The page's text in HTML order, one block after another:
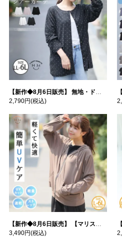
【新作◆8月6日販売】 無地・ドット柄から選べる 忍ばせ 活躍 シアー カーデ | 大きいサイズの通販ならハッピーマリリン
2,790円(税込)
【新作◆8月6日販売】 【マリスポーツ】 運動初心者さんのための フード付き パーカー | 大きいサイズの通販ならハッピーマリリン
3,490円(税込)